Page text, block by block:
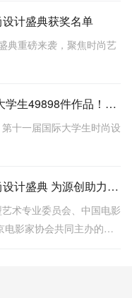
计盛典获奖名单
典重磅来袭，聚焦时尚艺
附获奖名单 | 1022所院校19754名大学生49898件作品！第11届国际大学生时尚设计盛典为“源·创”助力
十一届国际大学生时尚设
重咖参战‖大咖相聚国际大学生时尚设计盛典 为源创助力 为时尚发声
术专业委员会、中国电影
影家协会共同主办的第